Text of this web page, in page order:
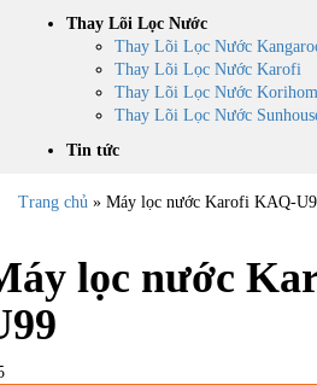
Thay Lõi Lọc Nước
Thay Lõi Lọc Nước
Thay Lõi Lọc Nước Karofi
Thay Lõi Lọc Nước
Thay Lõi Lọc Nước
Tin tức
Trang chủ » Máy lọc nước Karofi KAQ-
lọc nước